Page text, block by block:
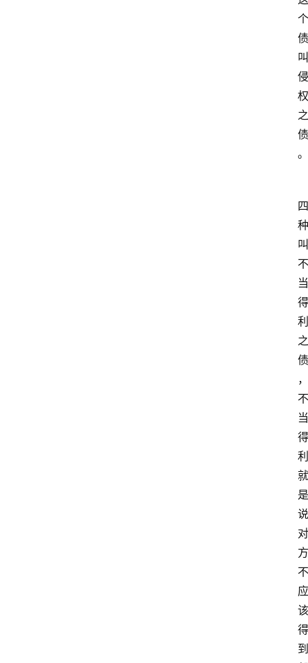
个
债
叫
侵
权
之
债
。
四
种
叫
不
当
得
利
之
债
，
不
当
得
利
就
是
说
对
方
不
应
该
得
到